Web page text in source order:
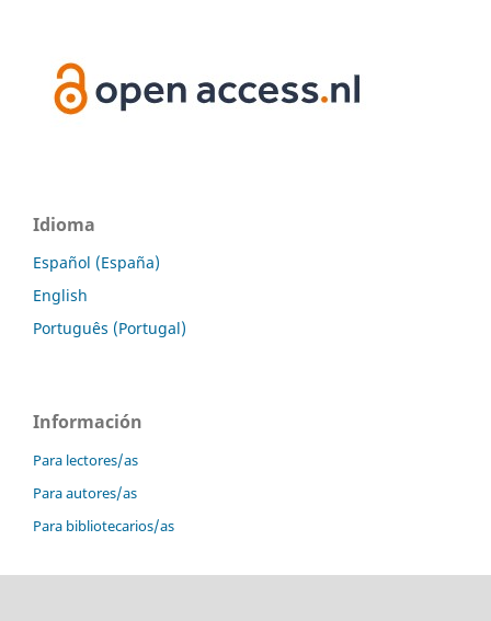
Idioma
Español (España)
English
Português (Portugal)
Información
Para lectores/as
Para autores/as
Para bibliotecarios/as